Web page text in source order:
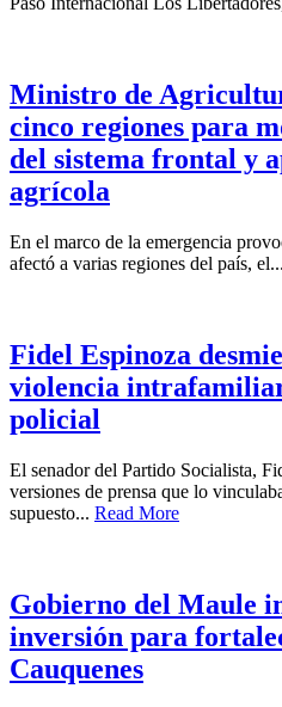
Ministro de
cinco regiones para
del sistema frontal y
agrícola
En el marco de la emergencia
afectó a varias regiones del país, el...
Fidel Espinoza
violencia
policial
El senador del Partido Socialista,
versiones de prensa que lo
supuesto... Read More
Gobierno del Maule
inversión para
Cauquenes